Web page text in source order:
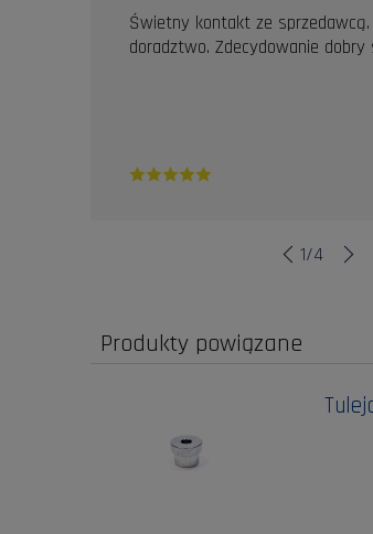
Świetny kontakt ze sprzedawcą.
doradztwo. Zdecydowanie dobry
1/4
Produkty powiązane